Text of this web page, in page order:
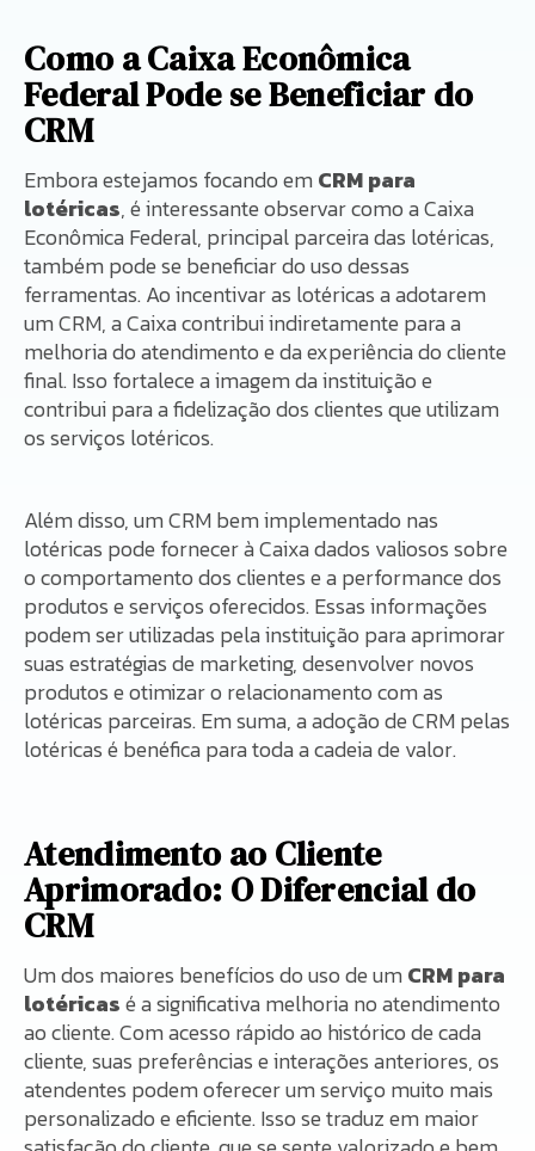
Como a Caixa Econômica
Federal Pode se Beneficiar do
CRM
Embora estejamos focando emCRM para
lotéricas, é interessante observar como a Caixa
Econômica Federal, principal parceira das lotéricas,
também pode se beneficiar do uso dessas
ferramentas. Ao incentivar as lotéricas a adotarem
um CRM, a Caixa contribui indiretamente para a
melhoria do atendimento e da experiência do cliente
final. Isso fortalece a imagem da instituição e
contribui para a fidelização dos clientes que utilizam
os serviços lotéricos.
Além disso, um CRM bem implementado nas
lotéricas pode fornecer à Caixa dados valiosos sobre
o comportamento dos clientes e a performance dos
produtos e serviços oferecidos. Essas informações
podem ser utilizadas pela instituição para aprimorar
suas estratégias de marketing, desenvolver novos
produtos e otimizar o relacionamento com as
lotéricas parceiras. Em suma, a adoção de CRM pelas
lotéricas é benéfica para toda a cadeia de valor.
Atendimento ao Cliente
Aprimorado: O Diferencial do
CRM
Um dos maiores benefícios do uso de umCRM para
lotéricasé a significativa melhoria no atendimento
ao cliente. Com acesso rápido ao histórico de cada
cliente, suas preferências e interações anteriores, os
atendentes podem oferecer um serviço muito mais
personalizado e eficiente. Isso se traduz em maior